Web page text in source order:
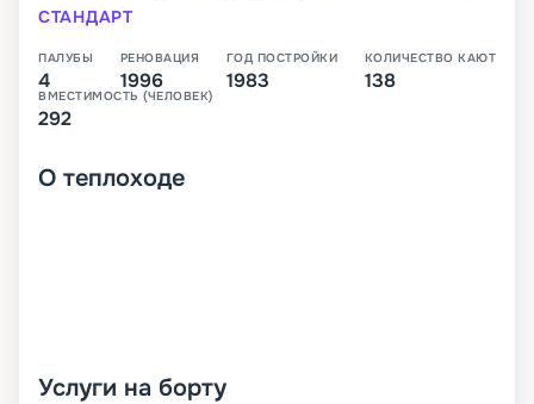
СТАНДАРТ
ПАЛУБЫ
4
РЕНОВАЦИЯ
1996
ГОД ПОСТРОЙКИ
1983
КОЛИЧЕСТВО КАЮТ
138
ВМЕСТИМОСТЬ (ЧЕЛОВЕК)
292
О теплоходе
Услуги на борту